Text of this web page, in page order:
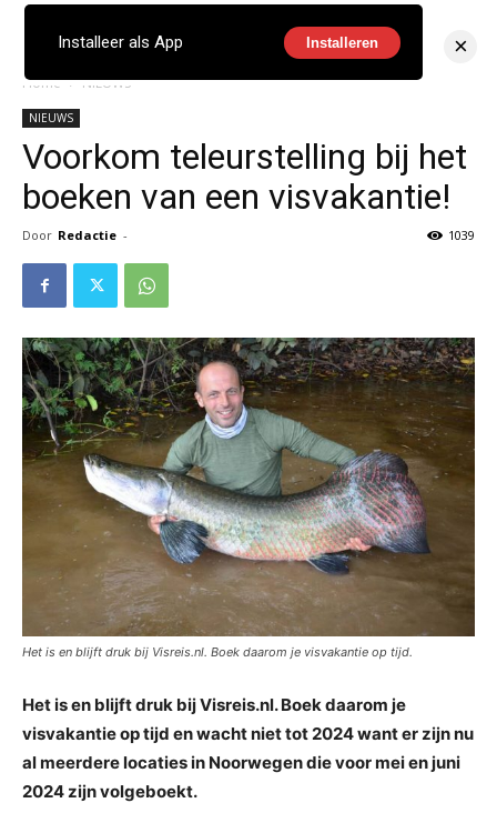
Home NIEUWS
NIEUWS
Voorkom teleurstelling bij het
boeken van een visvakantie!
Door Redactie - 1039
Het is en blijft druk bij Visreis.nl. Boek daarom je visvakantie op tijd.
Het is en blijft druk bij Visreis.nl. Boek daarom je
visvakantie op tijd en wacht niet tot 2024 want er zijn nu
al meerdere locaties in Noorwegen die voor mei en juni
2024 zijn volgeboekt.
Installeer als App Installeren ×